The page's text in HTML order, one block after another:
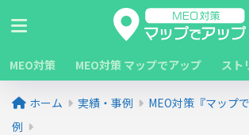
MEO対策 MEO対策 マップでアップ スト
ホーム 実績・事例
MEO対策『マップ
例